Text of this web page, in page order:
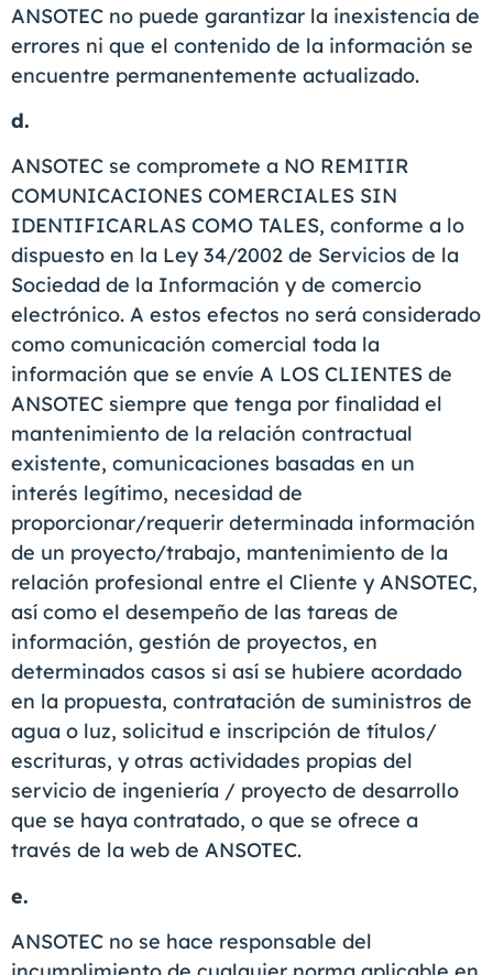
ANSOTEC no puede garantizar la inexistencia de
errores ni que el contenido de la información se
encuentre permanentemente actualizado.
d.
ANSOTEC se compromete a NO REMITIR
COMUNICACIONES COMERCIALES SIN
IDENTIFICARLAS COMO TALES, conforme a lo
dispuesto en la Ley 34/2002 de Servicios de la
Sociedad de la Información y de comercio
electrónico. A estos efectos no será considerado
como comunicación comercial toda la
información que se envíe A LOS CLIENTES de
ANSOTEC siempre que tenga por finalidad el
mantenimiento de la relación contractual
existente, comunicaciones basadas en un
interés legítimo, necesidad de
proporcionar/requerir determinada información
de un proyecto/trabajo, mantenimiento de la
relación profesional entre el Cliente y ANSOTEC,
así como el desempeño de las tareas de
información, gestión de proyectos, en
determinados casos si así se hubiere acordado
en la propuesta, contratación de suministros de
agua o luz, solicitud e inscripción de títulos/
escrituras, y otras actividades propias del
servicio de ingeniería / proyecto de desarrollo
que se haya contratado, o que se ofrece a
través de la web de ANSOTEC.
e.
ANSOTEC no se hace responsable del